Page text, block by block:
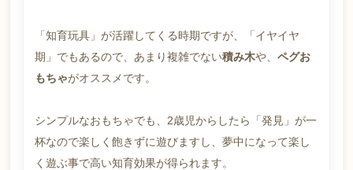
「知育玩具」が活躍してくる時期ですが、「イヤイヤ
期」でもあるので、あまり複雑でない積み木や、ペグお
もちゃがオススメです。
シンプルなおもちゃでも、2歳児からしたら「発見」が一
杯なので楽しく飽きずに遊びますし、夢中になって楽し
く遊ぶ事で高い知育効果が得られます。